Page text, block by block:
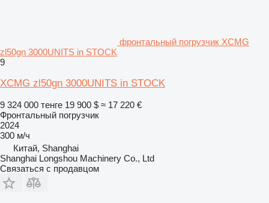
фронтальный погрузчик XCMG
zl50gn 3000UNITS in STOCK
9
XCMG zl50gn 3000UNITS in STOCK
9 324 000 тенге 19 900 $ ≈ 17 220 €
Фронтальный погрузчик
2024
300 м/ч
Китай, Shanghai
Shanghai Longshou Machinery Co., Ltd
Связаться с продавцом